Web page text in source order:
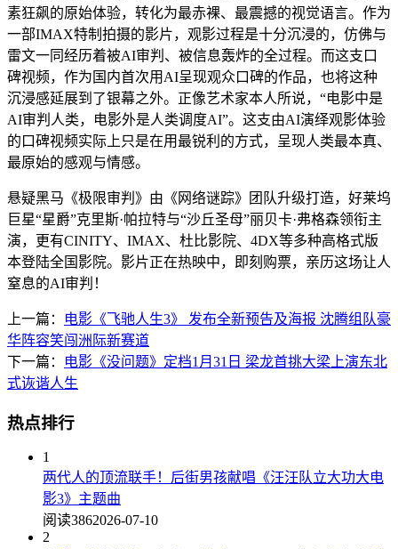
素狂飙的原始体验，转化为最赤裸、最震撼的视觉语言。作为
一部IMAX特制拍摄的影片，观影过程是十分沉浸的，仿佛与
雷文一同经历着被AI审判、被信息轰炸的全过程。而这支口
碑视频，作为国内首次用AI呈现观众口碑的作品，也将这种
沉浸感延展到了银幕之外。正像艺术家本人所说，“电影中是
AI审判人类，电影外是人类调度AI”。这支由AI演绎观影体验
的口碑视频实际上只是在用最锐利的方式，呈现人类最本真、
最原始的感观与情感。
悬疑黑马《极限审判》由《网络谜踪》团队升级打造，好莱坞
巨星“星爵”克里斯·帕拉特与“沙丘圣母”丽贝卡·弗格森领衔主
演，更有CINITY、IMAX、杜比影院、4DX等多种高格式版
本登陆全国影院。影片正在热映中，即刻购票，亲历这场让人
窒息的AI审判！
上一篇：
电影《飞驰人生3》 发布全新预告及海报 沈腾组队豪
华阵容笑闯洲际新赛道
下一篇：
电影《没问题》定档1月31日 梁龙首挑大梁上演东北
式诙谐人生
热点排行
1
两代人的顶流联手！后街男孩献唱《汪汪队立大功大电
影3》主题曲
阅读3862026-07-10
2